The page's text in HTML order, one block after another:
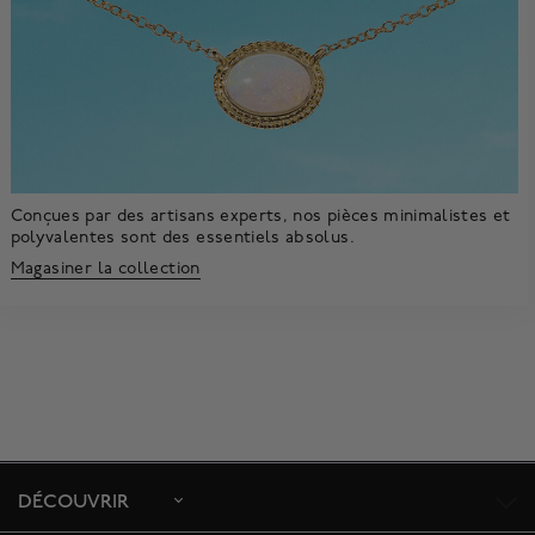
Conçues par des artisans experts, nos pièces minimalistes et
polyvalentes sont des essentiels absolus.
Magasiner la collection
DÉCOUVRIR